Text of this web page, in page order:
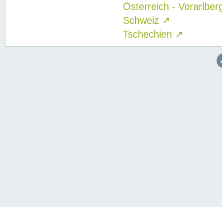
Österreich -
Schweiz ↗
Tschechien ↗